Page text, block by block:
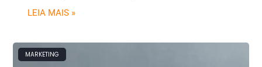
Ferramenta número 1 pra quem quer
LEIA MAIS »
MARKETING